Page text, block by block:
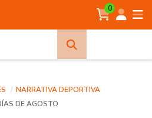
0
NARRATIVA DEPORTIVA
DE AGOSTO